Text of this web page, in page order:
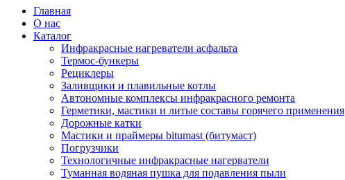
Главная
О нас
Каталог
Инфракрасные нагреватели асфальта
Термос-бункеры
Рециклеры
Заливщики и плавильные котлы
Автономные комплексы инфракрасного ремонта
Герметики, мастики и литые составы горячего применения
Дорожные катки
Мастики и праймеры bitumast (битумаст)
Погрузчики
Технологичные инфракрасные нагерватели
Туманная водяная пушка для подавления пыли